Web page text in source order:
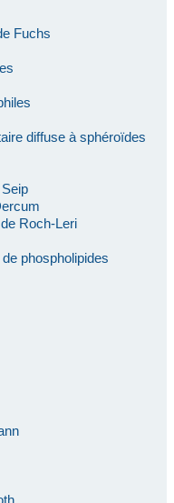
Fuchs
diffuse à sphéroïdes
Roch-Leri
phospholipides